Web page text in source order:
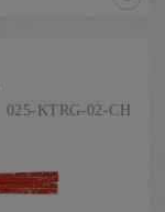
025-KTRG-02-CH